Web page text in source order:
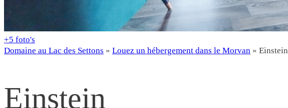
+5 foto's
Domaine au Lac des Settons » Louez un hébergement dans le Morvan » Einstein
Einstein